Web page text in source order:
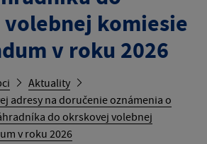
komiesie
v roku 2026
Aktuality
adresy na doručenie oznámenia o
do okrskovej volebnej
v roku 2026